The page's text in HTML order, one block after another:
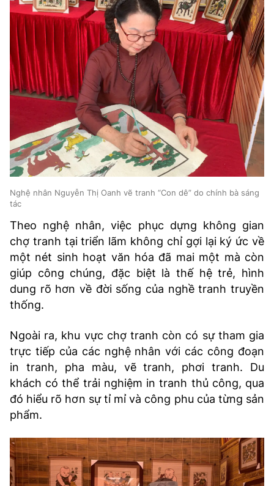
Nghệ nhân Nguyễn Thị Oanh vẽ tranh “Con dê” do chính bà sáng
tác
Theo nghệ nhân, việc phục dựng không gian
chợ tranh tại triển lãm không chỉ gợi lại ký ức về
một nét sinh hoạt văn hóa đã mai một mà còn
giúp công chúng, đặc biệt là thế hệ trẻ, hình
dung rõ hơn về đời sống của nghề tranh truyền
thống.
Ngoài ra, khu vực chợ tranh còn có sự tham gia
trực tiếp của các nghệ nhân với các công đoạn
in tranh, pha màu, vẽ tranh, phơi tranh. Du
khách có thể trải nghiệm in tranh thủ công, qua
đó hiểu rõ hơn sự tỉ mỉ và công phu của từng sản
phẩm.